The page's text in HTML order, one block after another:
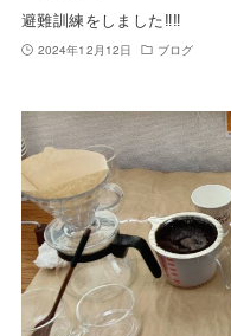
避難訓練をしました‼️‼️
2024年12月12日 ブログ